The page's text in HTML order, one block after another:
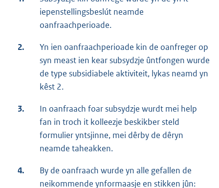
iepenstellingsbeslút neamde
oanfraachperioade.
2.
Yn ien oanfraachperioade kin de oanfreger op
syn meast ien kear subsydzje ûntfongen wurde
de type subsidiabele aktiviteit, lykas neamd yn
kêst 2.
3.
In oanfraach foar subsydzje wurdt mei help
fan in troch it kolleezje beskikber steld
formulier yntsjinne, mei dêrby de dêryn
neamde taheakken.
4.
By de oanfraach wurde yn alle gefallen de
neikommende ynformaasje en stikken jûn: